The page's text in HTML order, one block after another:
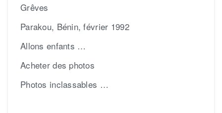
Grêves
Parakou, Bénin, février 1992
Allons enfants …
Acheter des photos
Photos inclassables …